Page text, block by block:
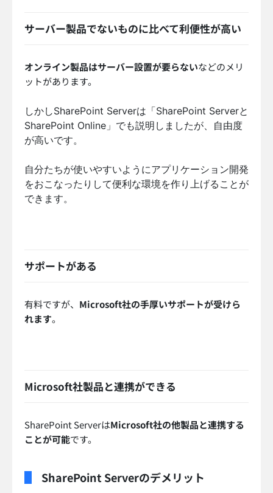
サーバー製品でないものに比べて利便性が高い
オンライン製品はサーバー設置が要らないなどのメリ
ットがあります。
しかしSharePoint Serverは「SharePoint Serverと
SharePoint Online」でも説明しましたが、自由度
が高いです。
自分たちが使いやすいようにアプリケーション開発
をおこなったりして便利な環境を作り上げることが
できます。
サポートがある
有料ですが、 Microsoft社の手厚いサポートが受けら
れます。
Microsoft社製品と連携ができる
SharePoint ServerはMicrosoft社の他製品と連携する
ことが可能です。
SharePoint Serverのデメリット